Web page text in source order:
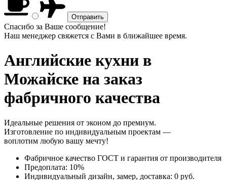
Спасибо за Ваше сообщение!
Наш менеджер свяжется с Вами в ближайшее время.
Английские кухни в
Можайске на заказ
фабричного качества
Идеальные решения от эконом до премиум.
Изготовление по индивидуальным проектам —
воплотим любую вашу мечту!
Фабричное качество ГОСТ и гарантия от производителя
Предоплата: 10%
Индивидуальный дизайн, замер, доставка: 0 руб.